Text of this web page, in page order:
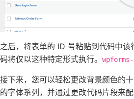
之后，将表单的 ID 号粘贴到代码中
码将仅以这种特定形式执行。
wpforms-
接下来，您可以轻松更改背景颜色的
的字体系列，并通过更改代码片段来